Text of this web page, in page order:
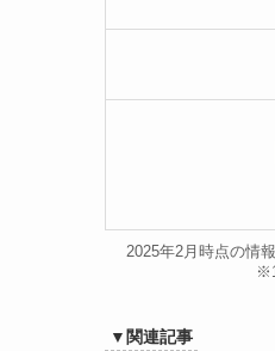
2025年2月時点の情
▼関連記事